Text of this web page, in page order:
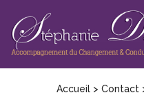
au
contenu
Accueil >Contact